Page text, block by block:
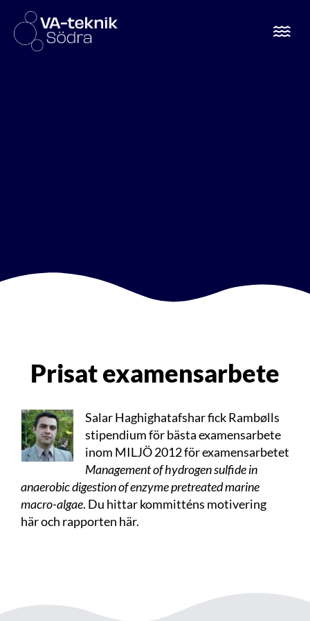
Prisat examensarbete
Salar Haghighatafshar fick Rambølls
stipendium för bästa examensarbete
inom MILJÖ 2012 för examensarbetet
Management of hydrogen sulfide in
anaerobic digestion of enzyme pretreated marine
macro-algae. Du hittar kommitténs motivering
häroch rapporten här.